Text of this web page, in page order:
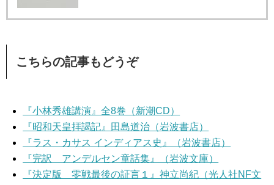
こちらの記事もどうぞ
『小林秀雄講演』全8巻（新潮CD）
『昭和天皇拝謁記』田島道治（岩波書店）
『ラス・カサス インディアス史』（岩波書店）
『完訳 アンデルセン童話集』（岩波文庫）
『決定版 零戦最後の証言１』神立尚紀（光人社NF文